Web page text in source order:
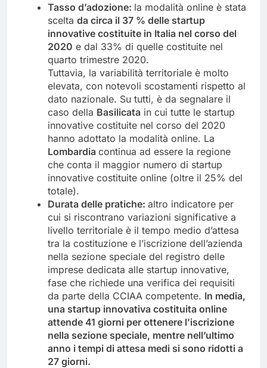
Tasso d’adozione: la modalità online è stata
scelta da circa il 37 % delle startup
innovative costituite in Italia nel corso del
2020 e dal 33% di quelle costituite nel
quarto trimestre 2020.
Tuttavia, la variabilità territoriale è molto
elevata, con notevoli scostamenti rispetto al
dato nazionale. Su tutti, è da segnalare il
caso della Basilicata in cui tutte le startup
innovative costituite nel corso del 2020
hanno adottato la modalità online. La
Lombardia continua ad essere la regione
che conta il maggior numero di startup
innovative costituite online (oltre il 25% del
totale).
Durata delle pratiche: altro indicatore per
cui si riscontrano variazioni significative a
livello territoriale è il tempo medio d’attesa
tra la costituzione e l’iscrizione dell’azienda
nella sezione speciale del registro delle
imprese dedicata alle startup innovative,
fase che richiede una verifica dei requisiti
da parte della CCIAA competente. In media,
una startup innovativa costituita online
attende 41 giorni per ottenere l’iscrizione
nella sezione speciale, mentre nell’ultimo
anno i tempi di attesa medi si sono ridotti a
27 giorni.